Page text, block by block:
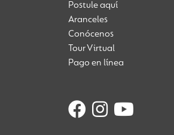
Postule aquí
Aranceles
Conócenos
Tour Virtual
Pago en línea